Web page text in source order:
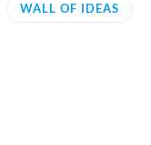
WALL OF IDEAS